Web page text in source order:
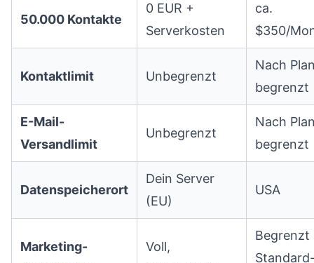
50.000 Kontakte
0 EUR +
Serverkosten
ca.
$350/
Kontaktlimit Unbegrenzt
Nach
begrenzt
E-Mail-
Versandlimit
Unbegrenzt
Nach
begrenzt
Datenspeicherort
Dein Server
(EU)
USA
Marketing-
Voll,
Begrenzt